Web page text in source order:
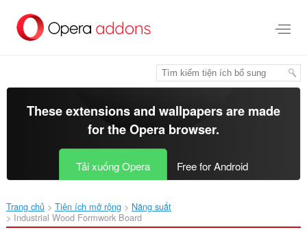
đến
These extensions and wallpapers are made
for theOpera browser.
Tải xuống Opera Free for Android
Trang chủ Tiện ích mở rộng
Năng suất
Industrial Wood Formwork Board‎